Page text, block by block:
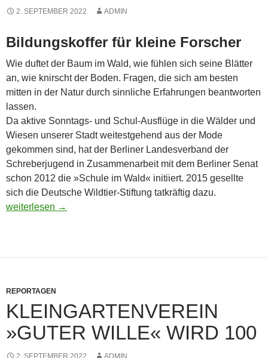
2. SEPTEMBER 2022 ADMIN
Bildungskoffer für kleine Forscher
Wie duftet der Baum im Wald, wie fühlen sich seine Blätter
an, wie knirscht der Boden. Fragen, die sich am besten
mitten in der Natur durch sinnliche Erfahrungen beantworten
lassen.
Da aktive Sonntags- und Schul-Ausflüge in die Wälder und
Wiesen unserer Stadt weitestgehend aus der Mode
gekommen sind, hat der Berliner Landesverband der
Schreberjugend in Zusammenarbeit mit dem Berliner Senat
schon 2012 die »Schule im Wald« initiiert. 2015 gesellte
sich die Deutsche Wildtier-Stiftung tatkräftig dazu.
Ab in die Natur
weiterlesen →
REPORTAGEN
KLEINGARTENVEREIN
»GUTER WILLE« WIRD 100